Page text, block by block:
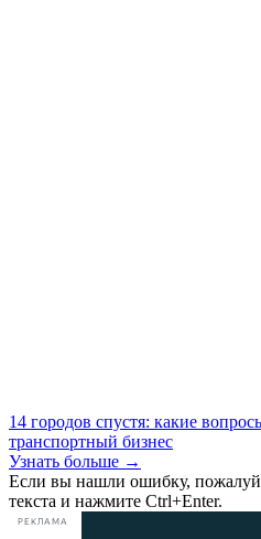
14 городов спустя: какие
транспортный бизнес
Узнать больше →
Если вы нашли ошибку,
текста и нажмите Ctrl+Enter.
РЕКЛАМА